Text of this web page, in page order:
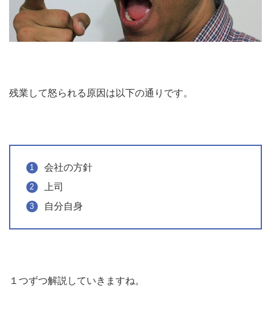
残業して怒られる原因は以下の通りです。
会社の方針
上司
自分自身
１つずつ解説していきますね。